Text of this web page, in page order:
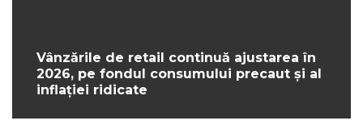
Vânzările de retail continuă ajustarea în
2026, pe fondul consumului precaut și al
inflației ridicate